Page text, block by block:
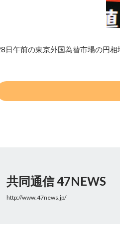
日午前の東京外国為替市場の円
共同通信 47NEWS
http://www.47news.jp/